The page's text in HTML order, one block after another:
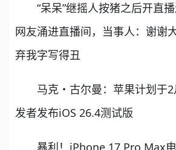
“呆呆”继摇人按猪之后开直播
网友涌进直播间，当事人：谢谢
弃我字写得丑
马克・古尔曼：苹果计划于2
发者发布iOS 26.4测试版
暴利！iPhone 17 Pro Max电